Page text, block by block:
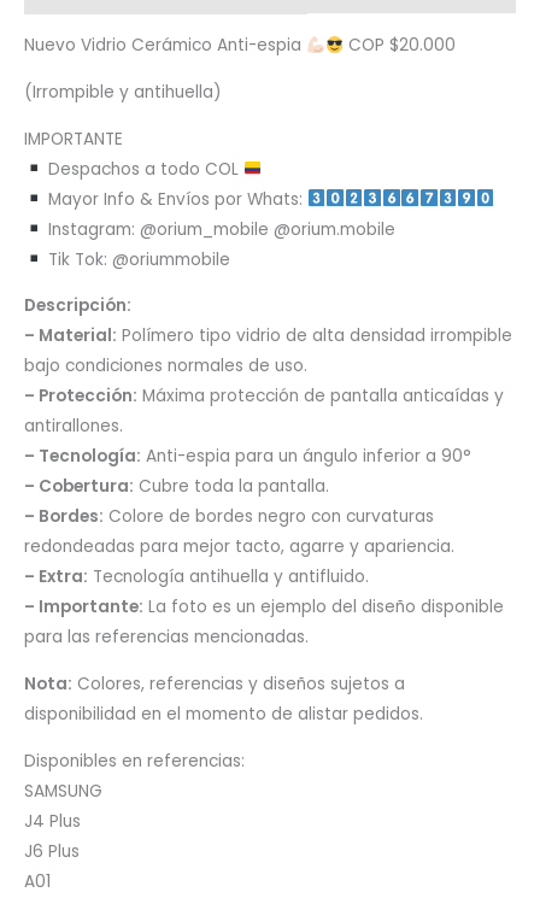
Nuevo Vidrio Cerámico Anti-espia COP $20.000
(Irrompible y antihuella)
IMPORTANTE
Despachos a todo COL
Mayor Info & Envíos por Whats:
Instagram: @orium_mobile @orium.mobile
Tik Tok: @oriummobile
Descripción:
– Material: Polímero tipo vidrio de alta densidad irrompible
bajo condiciones normales de uso.
– Protección: Máxima protección de pantalla anticaídas y
antirallones.
– Tecnología: Anti-espia para un ángulo inferior a 90°
– Cobertura: Cubre toda la pantalla.
– Bordes: Colore de bordes negro con curvaturas
redondeadas para mejor tacto, agarre y apariencia.
– Extra: Tecnología antihuella y antifluido.
– Importante: La foto es un ejemplo del diseño disponible
para las referencias mencionadas.
Nota: Colores, referencias y diseños sujetos a
disponibilidad en el momento de alistar pedidos.
Disponibles en referencias:
SAMSUNG
J4 Plus
J6 Plus
A01